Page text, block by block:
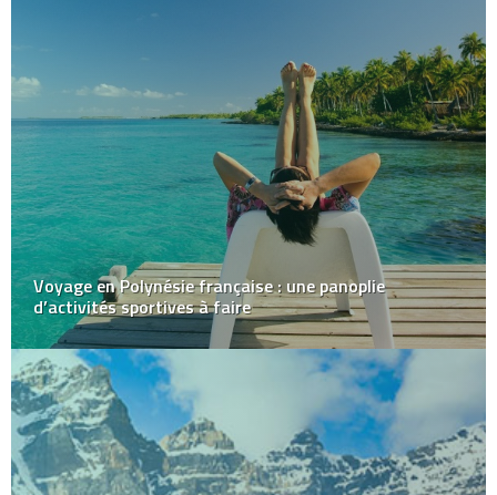
Voyage en Polynésie française : une panoplie
d’activités sportives à faire